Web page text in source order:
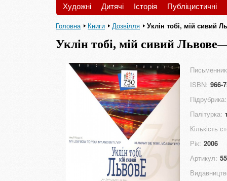
Художні Дитячі Історія Публіцистичні
Головна Книги Дозвілля Уклін тобі, мій сивий
Уклін тобі, мій сивий Львове
ISBN: 966-
Підрубрика:
Палітурка:
Кількість
Рік: 2006
Артикул: